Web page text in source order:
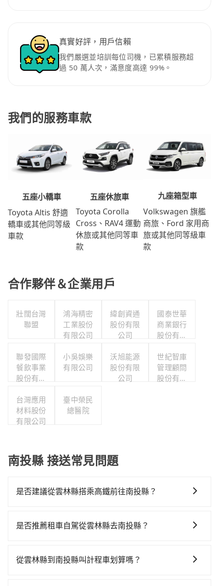
真實好評，用戶信賴
我們嚴選並培訓每位司機，已累積服務超
過 50 萬人次，滿意度高達 99%。
我們的服務車款
五座小轎車
Toyota Altis 舒適
轎車或其他同等級
車款
五座休旅車
Toyota Corolla
Cross、RAV4 運動
休旅或其他同等車
款
九座箱型車
Volkswagen 旗艦
商旅、Ford 家用商
旅或其他同等級車
款
合作夥伴＆企業用戶
壯闊台灣
聯盟
鴻海精密
工業股份
有限公司
緯創資通
股份有限
公司
國泰世華
商業銀行
股份有限
聯發國際
餐飲事業
股份有限
小吳娛樂
有限公司
沃旭能源
股份有限
公司
世紀智庫
管理顧問
股份有限
台灣應用
材料股份
有限公司
臺中榮民
總醫院
南投縣 接送常見問題
是否建議從雲林縣搭乘高鐵前往南投縣？
車麻煩，且難叫計程車前往高鐵站！不過從最早一班車
送。假設從雲林縣斗六市前往最靠近的雲林高鐵站，叫
是否推薦租車自駕從雲林縣去南投縣？
時不需要閉目養神（因為要自己開車），最重要的是你
從雲林縣到南投縣叫計程車划算嗎？